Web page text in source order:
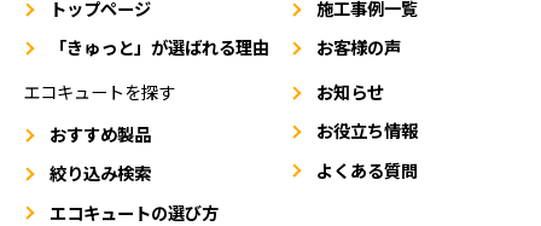
トップページ
「きゅっと」が選ばれる理由
エコキュートを探す
おすすめ製品
絞り込み検索
エコキュートの選び方
施工事例一覧
お客様の声
お知らせ
お役立ち情報
よくある質問